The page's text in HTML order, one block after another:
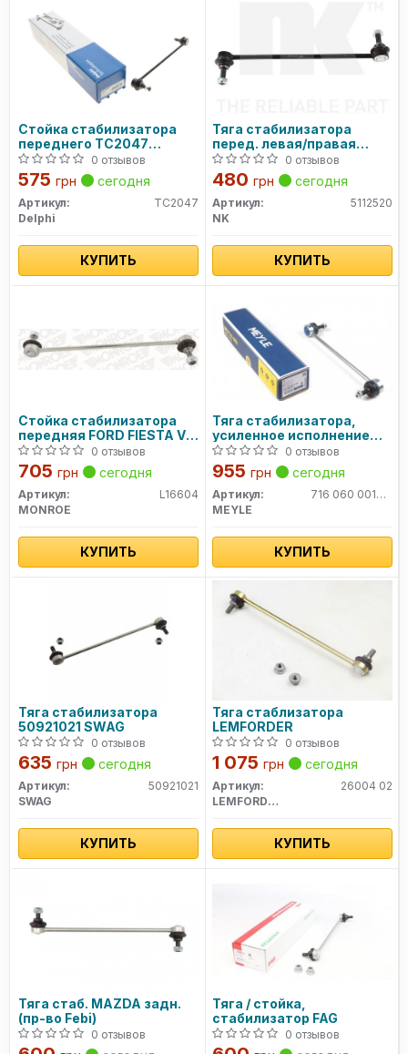
Стойка стабилизатора
переднего TC2047
DELPHI
0 отзывов
575 грн сегодня
Артикул:
TC2047
Delphi
КУПИТЬ
Тяга стабилизатора
перед. левая/правая
Renault Kango 02-09,
Megane II 03-
0 отзывов
480 грн сегодня
Артикул:
5112520
NK
КУПИТЬ
Стойка стабилизатора
передняя FORD FIESTA V
(JH_, JD_) 01-14, FUSION
(JU_) 02-12
0 отзывов
705 грн сегодня
Артикул:
L16604
MONROE
КУПИТЬ
Тяга стабилизатора,
усиленное исполнение
716 060 0017/HD MEYLE
0 отзывов
955 грн сегодня
Артикул:
716 060 0017HD
MEYLE
КУПИТЬ
Тяга стабилизатора
50921021 SWAG
0 отзывов
635 грн сегодня
Артикул:
50921021
SWAG
КУПИТЬ
Тяга стаблизатора
LEMFORDER
0 отзывов
1 075 грн сегодня
Артикул:
26004 02
LEMFORDER
КУПИТЬ
Тяга стаб. MAZDA задн.
(пр-во Febi)
0 отзывов
Тяга / стойка,
стабилизатор FAG
0 отзывов